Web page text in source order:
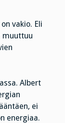
vakio. Eli
muuttuu
Albert
ei
energiaa.